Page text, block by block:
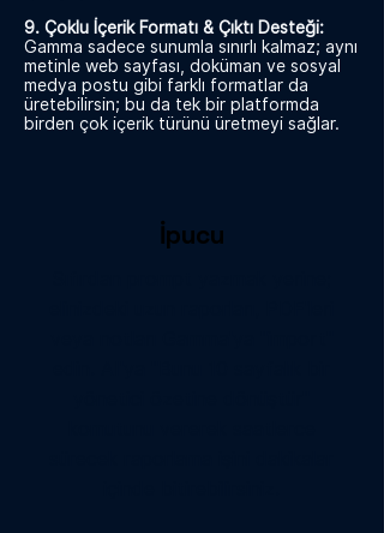
9. Çoklu İçerik Formatı & Çıktı Desteği:
Gamma sadece sunumla sınırlı kalmaz; aynı
metinle web sayfası, doküman ve sosyal
medya postu gibi farklı formatlar da
üretebilirsin; bu da tek bir platformda
birden çok içerik türünü üretmeyi sağlar.
İpucu